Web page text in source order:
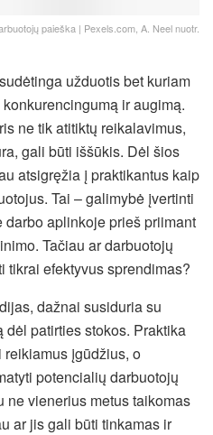
paieška | Pexels.com, A. Neel nuotr.
užduotis bet kuriam
ir augimą.
ne tik atitiktų reikalavimus,
gali būti iššūkis. Dėl šios
atsigręžia į praktikantus kaip
Tai – galimybė įvertinti
aplinkoje prieš priimant
Tačiau ar darbuotojų
tikrai efektyvus sprendimas?
dažnai susiduria su
patirties stokos. Praktika
įgūdžius, o
potencialių darbuotojų
ne vienerius metus taikomas
ar jis gali būti tinkamas ir